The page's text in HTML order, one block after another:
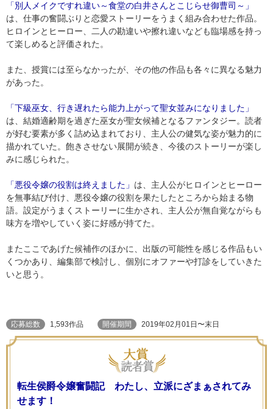
「別人メイクですれ違い～食堂の白井さんとこじらせ御曹司～」
は、仕事の奮闘ぶりと恋愛ストーリーをうまく組み合わせた作品。
ヒロインとヒーロー、二人の勘違いや擦れ違いなども臨場感を持っ
て楽しめると評価された。
また、授賞には至らなかったが、その他の作品も各々に異なる魅力
があった。
「下級巫女、行き遅れたら能力上がって聖女並みになりました」
は、結婚適齢期を過ぎた巫女が聖女候補となるファンタジー。読者
が好む要素が多く詰め込まれており、主人公の健気な姿が魅力的に
描かれていた。飽きさせない展開が続き、今後のストーリーが楽し
みに感じられた。
「悪役令嬢の役割は終えました」 は、主人公がヒロインとヒーロー
を無事結び付け、悪役令嬢の役割を果たしたところから始まる物
語。設定がうまくストーリーに生かされ、主人公が無自覚ながらも
味方を増やしていく姿に好感が持てた。
またここであげた候補作のほかに、出版の可能性を感じる作品もい
くつかあり、編集部で検討し、個別にオファーや打診をしていきた
いと思う。
応募総数 1,593作品 開催期間 2019年02月01日〜末日
転生侯爵令嬢奮闘記 わたし、立派にざまぁされてみ
せます！